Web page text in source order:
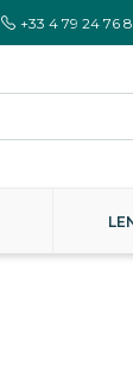
+33 4 79 24 76